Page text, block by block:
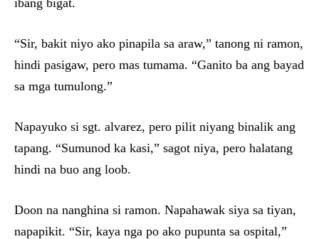
ibang bigat.
“Sir, bakit niyo ako pinapila sa araw,” tanong ni ramon,
hindi pasigaw, pero mas tumama. “Ganito ba ang bayad
sa mga tumulong.”
Napayuko si sgt. alvarez, pero pilit niyang binalik ang
tapang. “Sumunod ka kasi,” sagot niya, pero halatang
hindi na buo ang loob.
Doon na nanghina si ramon. Napahawak siya sa tiyan,
napapikit. “Sir, kaya nga po ako pupunta sa ospital,”